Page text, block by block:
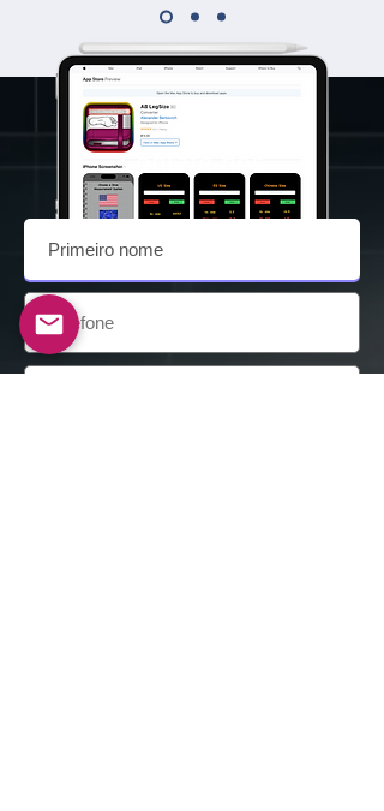
Contate-nos